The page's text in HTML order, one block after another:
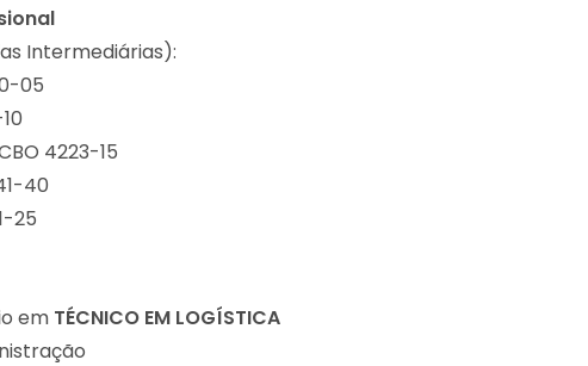
Intermediárias):
05
4223-15
40
25
em TÉCNICO EM LOGÍSTICA